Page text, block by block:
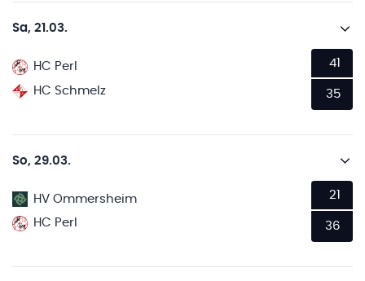
Sa, 21.03.
HC Perl
HC Schmelz
41
35
So, 29.03.
HV Ommersheim
HC Perl
21
36